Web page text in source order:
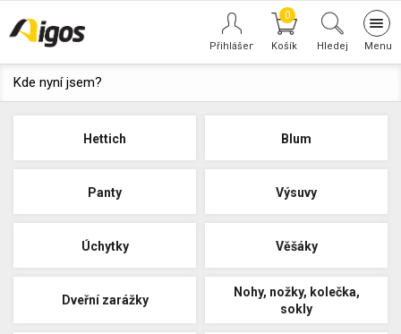
0
Hledej
Kde nyní jsem?
Hettich Blum
Panty Výsuvy
Úchytky Věšáky
Dveřní zarážky
Nohy, nožky, kolečka,
sokly